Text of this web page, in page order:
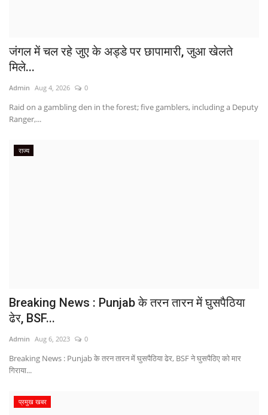
जंगल में चल रहे जुए के अड्डे पर छापामारी, जुआ खेलते
मिले...
Admin Aug 4, 2026 0
Raid on a gambling den in the forest; five gamblers, including a Deputy
Ranger,...
राज्य
Breaking News : Punjab के तरन तारन में घुसपैठिया
ढेर, BSF...
Admin Aug 6, 2023 0
Breaking News : Punjab के तरन तारन में घुसपैठिया ढेर, BSF ने घुसपैठिए को मार
गिराया...
प्रमुख खबर